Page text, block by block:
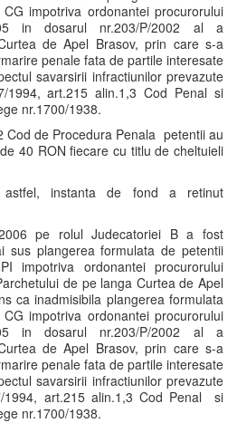
impotriva ordonantei procurorului
in dosarul nr.203/P/2002 al a
de Apel Brasov, prin care s-a
penale fata de partile interesate
savarsirii infractiunilor prevazute
1994, art.215 alin.1,3 Cod Penal si
nr.1700/1938.
Cod de Procedura Penala petentii au
40 RON fiecare cu titlu de cheltuieli
instanta de fond a retinut
pe rolul Judecatoriei B a fost
sus plangerea formulata de petentii
impotriva ordonantei procurorului
de pe langa Curtea de Apel
ca inadmisibila plangerea formulata
impotriva ordonantei procurorului
in dosarul nr.203/P/2002 al a
de Apel Brasov, prin care s-a
penale fata de partile interesate
savarsirii infractiunilor prevazute
1994, art.215 alin.1,3 Cod Penal si
nr.1700/1938.